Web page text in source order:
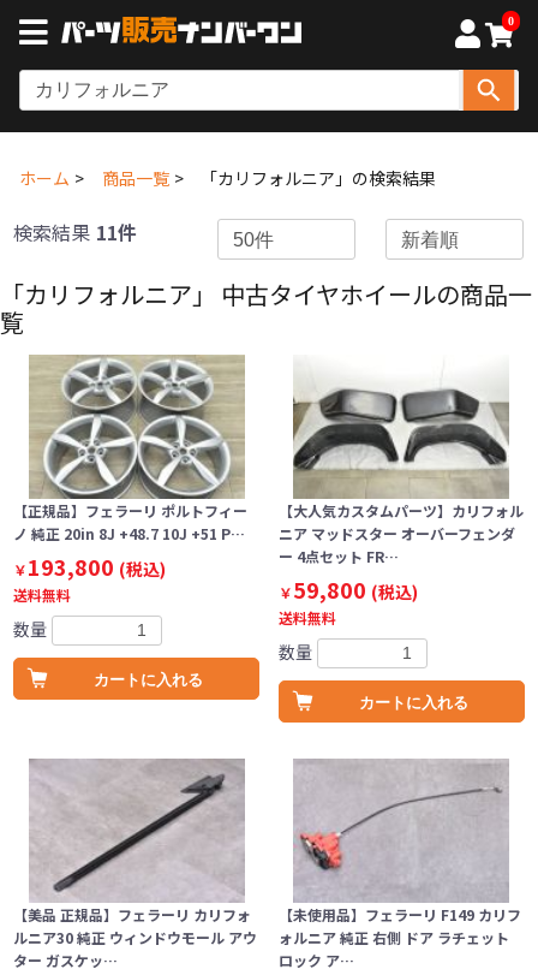
0
ホーム 商品一覧 「カリフォルニア」の検索結果
検索結果 11件
「カリフォルニア」 中古タイヤホイールの商品一
覧
【正規品】フェラーリ ポルトフィー
ノ 純正 20in 8J +48.7 10J +51 P…
￥193,800 (税込)
送料無料
数量
カートに入れる
【大人気カスタムパーツ】カリフォル
ニア マッドスター オーバーフェンダ
ー 4点セット FR…
￥59,800 (税込)
送料無料
数量
カートに入れる
【美品 正規品】フェラーリ カリフォ
ルニア30 純正 ウィンドウモール アウ
ター ガスケッ…
【未使用品】フェラーリ F149 カリフ
ォルニア 純正 右側 ドア ラチェット
ロック ア…